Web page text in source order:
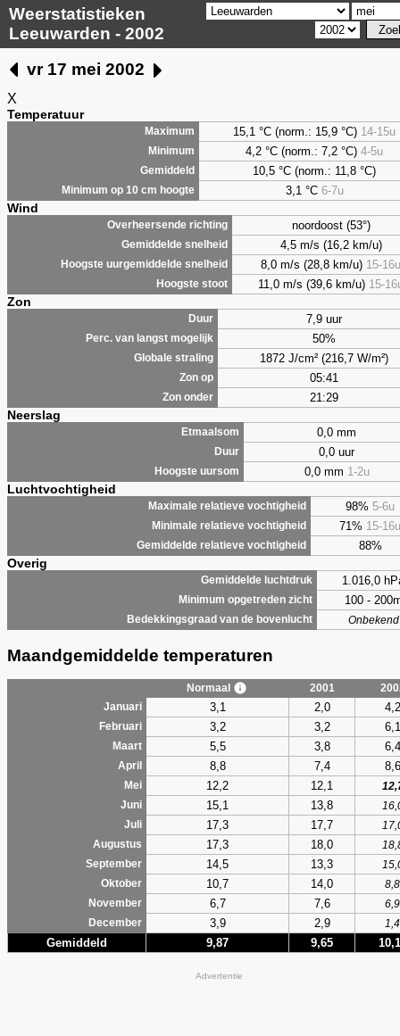
Weerstatistieken
Leeuwarden - 2002
vr 17 mei 2002
X
Temperatuur
Maximum 15,1 °C (norm.: 15,9 °C) 14-15u
Minimum 4,2 °C (norm.: 7,2 °C) 4-5u
Gemiddeld 10,5 °C (norm.: 11,8 °C)
Minimum op 10 cm hoogte 3,1 °C 6-7u
Wind
Overheersende richting noordoost (53°)
Gemiddelde snelheid 4,5 m/s (16,2 km/u)
Hoogste uurgemiddelde snelheid 8,0 m/s (28,8 km/u) 15-16u
Hoogste stoot 11,0 m/s (39,6 km/u) 15-
Zon
Duur 7,9 uur
Perc. van langst mogelijk 50%
Globale straling 1872 J/cm² (216,7 W/m²)
Zon op 05:41
Zon onder 21:29
Neerslag
Etmaalsom 0,0 mm
Duur 0,0 uur
Hoogste uursom 0,0 mm 1-2u
Luchtvochtigheid
Maximale relatieve vochtigheid 98% 5-6u
Minimale relatieve vochtigheid 71% 15-16u
Gemiddelde relatieve vochtigheid 88%
Overig
Gemiddelde luchtdruk 1.016,0
Minimum opgetreden zicht 100 -
Bedekkingsgraad van de bovenlucht Onbekend
Maandgemiddelde temperaturen
Normaal 2001
Januari
3,1 2,0 4,2
Februari 3,2 3,2 6,1
Maart 5,5 3,8 6,4
April 8,8 7,4 8,6
Mei 12,2 12,1
Juni
15,1 13,8
Juli
17,3 17,7
Augustus
17,3 18,0
September
14,5 13,3
Oktober
10,7 14,0
8,8
November
6,7 7,6
6,9
December
3,9 2,9 1,4
Gemiddeld 9,87 9,65
Advertentie